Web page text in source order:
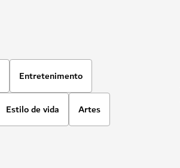
Entretenimento
Estilo de vida Artes